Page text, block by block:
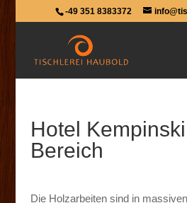
-49 351 8383372
Hotel
Bereich
Die Holzarbeiten sind in